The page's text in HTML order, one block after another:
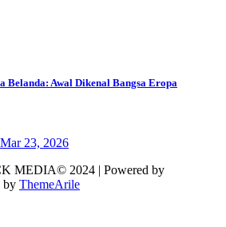
Belanda: Awal Dikenal Bangsa Eropa
Mar 23, 2026
MEDIA© 2024 | Powered by
by ThemeArile